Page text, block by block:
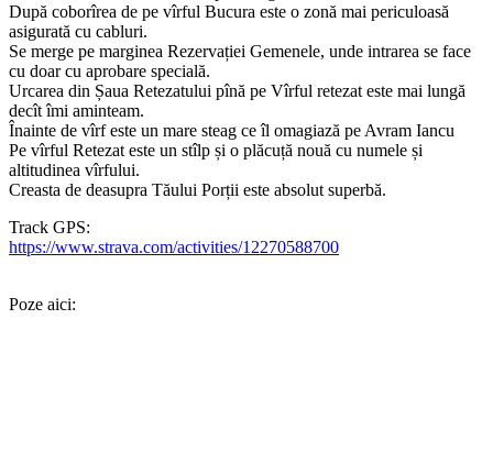
După coborîrea de pe vîrful Bucura este o zonă mai periculoasă
asigurată cu cabluri.
Se merge pe marginea Rezervației Gemenele, unde intrarea se face
cu doar cu aprobare specială.
Urcarea din Șaua Retezatului pînă pe Vîrful retezat este mai lungă
decît îmi aminteam.
Înainte de vîrf este un mare steag ce îl omagiază pe Avram Iancu
Pe vîrful Retezat este un stîlp și o plăcuță nouă cu numele și
altitudinea vîrfului.
Creasta de deasupra Tăului Porții este absolut superbă.
Track GPS:
https://www.strava.com/activities/12270588700
Poze aici: